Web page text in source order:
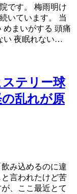
です。 梅雨明け
いています。 当
めまいがする 頭痛
い 夜眠れない…
ステリー球
乱れが原
み込めるのに違
言われたけど苦
、ここ最近とて